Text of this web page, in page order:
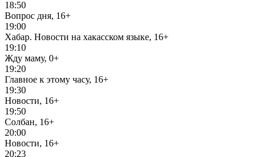
18:50
Вопрос дня, 16+
19:00
Хабар. Новости на хакасском языке, 16+
19:10
Жду маму, 0+
19:20
Главное к этому часу, 16+
19:30
Новости, 16+
19:50
Солбан, 16+
20:00
Новости, 16+
20:23